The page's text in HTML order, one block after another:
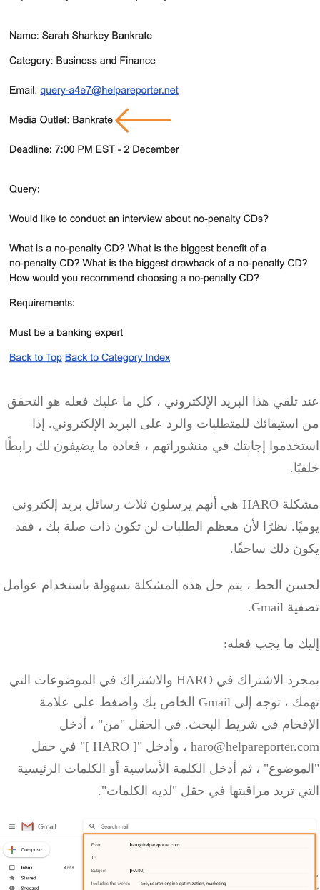
عند تلقي هذا البريد الإلكتروني ، كل ما عليك فعله هو التحقق
من استيفائك للمتطلبات والرد على البريد الإلكتروني. إذا
استخدموا إجابتك في منشوراتهم ، فعادة ما يضيفون لك رابطًا
خلفيًا.
مشكلة HARO هي أنهم يرسلون ثلاث رسائل بريد إلكتروني
يوميًا. نظرًا لأن معظم الطلبات لن تكون ذات صلة بك ، فقد
يكون ذلك ساحقًا.
لحسن الحظ ، يتم حل هذه المشكلة بسهولة باستخدام عوامل
تصفية Gmail.
إليك ما يجب فعله:
بمجرد الاشتراك في HARO والاشتراك في الموضوعات التي
تهمك ، توجه إلى Gmail الخاص بك
واضغط على علامة
الإقحام في شريط البحث. في الحقل "من" ، أدخل
haro@helpareporter.com ، وأدخل "[
HARO ]" في حقل
"الموضوع" ، ثم أدخل الكلمة الأساسية أو الكلمات الرئيسية
التي تريد مراقبتها في حقل "لديه الكلمات".